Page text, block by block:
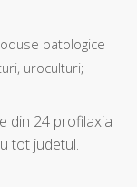
patologice
uroculturi;
din 24 profilaxia
tot judetul.